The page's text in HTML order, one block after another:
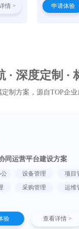
情 > 申请体验
· 深度定制 ·
定制方案，源自TOP企
同运营平台建设方案
设备管理
项目
采购管理 运维
验 查看详情 >